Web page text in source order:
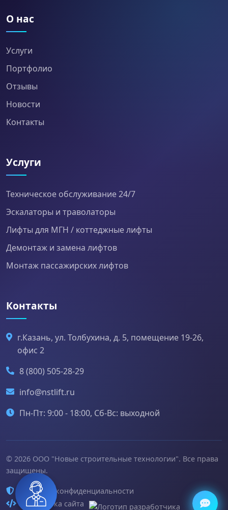
О нас
Услуги
Портфолио
Отзывы
Новости
Контакты
Услуги
Техническое обслуживание 24/7
Эскалаторы и траволаторы
Лифты для МГН / коттеджные лифты
Демонтаж и замена лифтов
Монтаж пассажирских лифтов
Контакты
г.Казань, ул. Толбухина, д. 5, помещение 19-26,
офис 2
8 (800) 505-28-29
info@nstlift.ru
Пн-Пт: 9:00 - 18:00, Сб-Вс: выходной
© 2026 ООО "Новые строительные технологии". Все права
защищены.
Политика конфиденциальности
Разработка сайта